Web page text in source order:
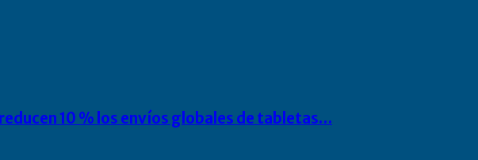
10 % los envíos globales de tabletas…